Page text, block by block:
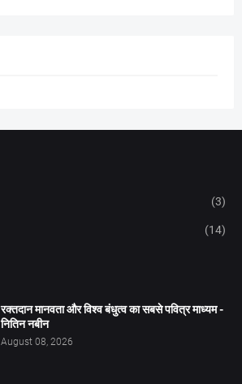
(3)
(14)
रक्तदान मानवता और विश्व बंधुत्व का सबसे पवित्र माध्यम -
नितिन नबीन
August 08, 2026